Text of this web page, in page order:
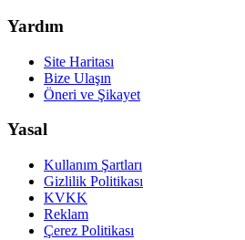
Yardım
Site Haritası
Bize Ulaşın
Öneri ve Şikayet
Yasal
Kullanım Şartları
Gizlilik Politikası
KVKK
Reklam
Çerez Politikası